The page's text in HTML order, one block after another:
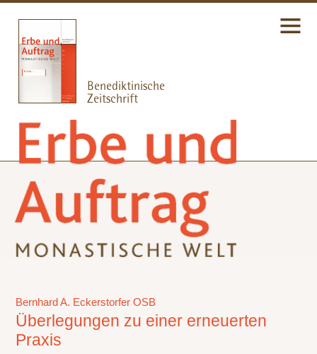
Bernhard A. Eckerstorfer OSB
Überlegungen zu einer erneuerten
Praxis